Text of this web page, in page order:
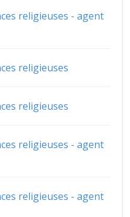
religieuses - agent
religieuses
religieuses
religieuses - agent
religieuses - agent